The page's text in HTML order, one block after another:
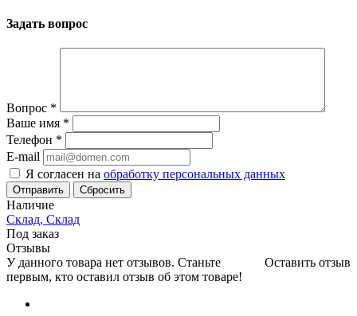
Задать вопрос
Вопрос *
Ваше имя *
Телефон *
E-mail
Я согласен на обработку персональных данных
Сбросить
Наличие
Склад, Склад
Под заказ
Отзывы
Оставить отзыв
У данного товара нет отзывов. Станьте
первым, кто оставил отзыв об этом товаре!